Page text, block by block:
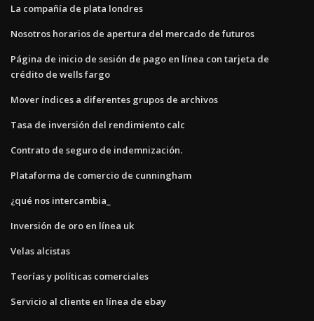
La compañía de plata londres
Nosotros horarios de apertura del mercado de futuros
Página de inicio de sesión de pago en línea con tarjeta de
crédito de wells fargo
Mover índices a diferentes grupos de archivos
Tasa de inversión del rendimiento calc
Contrato de seguro de indemnización.
Plataforma de comercio de cunningham
¿qué nos intercambia_
Inversión de oro en línea uk
Velas alcistas
Teorías y políticas comerciales
Servicio al cliente en línea de ebay